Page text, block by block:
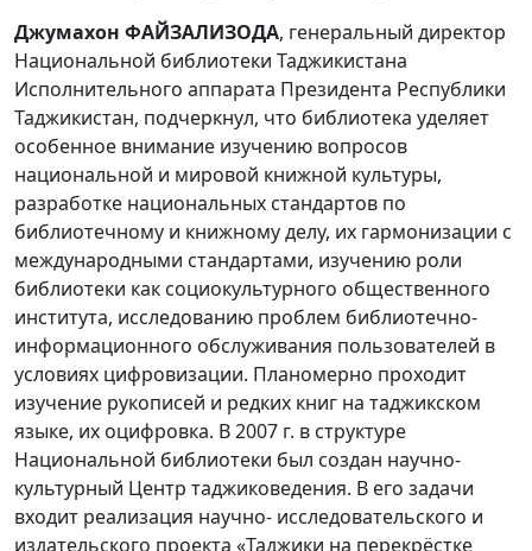
Джумахон ФАЙЗАЛИЗОДА, генеральный директор
Национальной библиотеки Таджикистана
Исполнительного аппарата Президента Республики
Таджикистан, подчеркнул, что библиотека уделяет
особенное внимание изучению вопросов
национальной и мировой книжной культуры,
разработке национальных стандартов по
библиотечному и книжному делу, их гармонизации с
международными стандартами, изучению роли
библиотеки как социокультурного общественного
института, исследованию проблем библиотечно-
информационного обслуживания пользователей в
условиях цифровизации. Планомерно проходит
изучение рукописей и редких книг на таджикском
языке, их оцифровка. В 2007 г. в структуре
Национальной библиотеки был создан научно-
культурный Центр таджиковедения. В его задачи
входит реализация научно- исследовательского и
издательского проекта «Таджики на перекрёстке